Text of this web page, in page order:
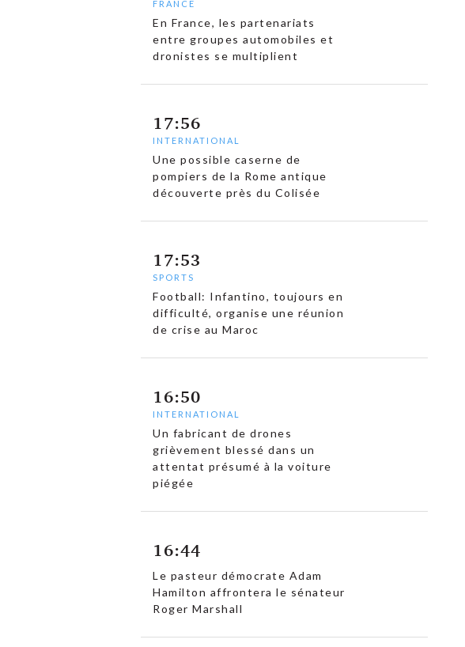
FRANCE
En France, les partenariats
entre groupes automobiles et
dronistes se multiplient
17:56
INTERNATIONAL
Une possible caserne de
pompiers de la Rome antique
découverte près du Colisée
17:53
SPORTS
Football: Infantino, toujours en
difficulté, organise une réunion
de crise au Maroc
16:50
INTERNATIONAL
Un fabricant de drones
grièvement blessé dans un
attentat présumé à la voiture
piégée
16:44
Le pasteur démocrate Adam
Hamilton affrontera le sénateur
Roger Marshall